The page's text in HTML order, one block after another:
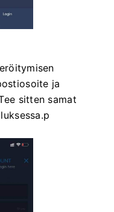
ja
sitten samat